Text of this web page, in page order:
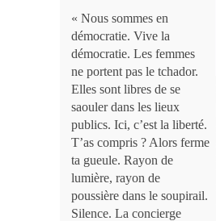
« Nous sommes en
démocratie. Vive la
démocratie. Les femmes
ne portent pas le tchador.
Elles sont libres de se
saouler dans les lieux
publics. Ici, c’est la liberté.
T’as compris ? Alors ferme
ta gueule. Rayon de
lumière, rayon de
poussière dans le soupirail.
Silence. La concierge